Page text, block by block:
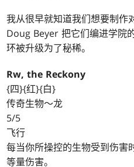
我从很早就知道我们想要制作
Doug Beyer 把它们编进学院
环被升级为了秘稀。
Rw, the Reckony
{四}{红}{白}
传奇生物～龙
5/5
飞行
每当你所操控的生物受到伤害
等量伤害。